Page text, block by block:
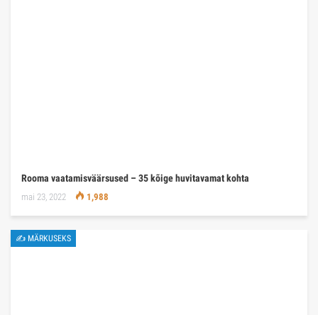
Rooma vaatamisväärsused – 35 kõige huvitavamat kohta
mai 23, 2022 1,988
✍ MÄRKUSEKS